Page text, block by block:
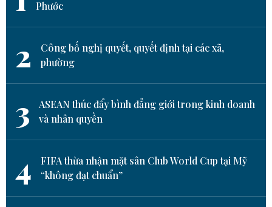
Phước
2
Công bố nghị quyết, quyết định tại các xã,
phường
3
ASEAN thúc đẩy bình đẳng giới trong kinh doanh
và nhân quyền
4
FIFA thừa nhận mặt sân Club World Cup tại Mỹ
“không đạt chuẩn”